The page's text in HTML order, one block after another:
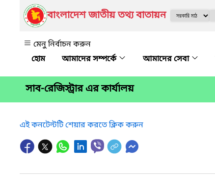
বাংলাদেশ জাতীয় তথ্য বাতায়ন
মেনু নির্বাচন করুন
আমাদের সম্পর্কে
আমাদের সেবা
সাব-রেজিস্ট্রার এর কার্যালয়
এই কনটেন্টটি শেয়ার করতে ক্লিক করুন